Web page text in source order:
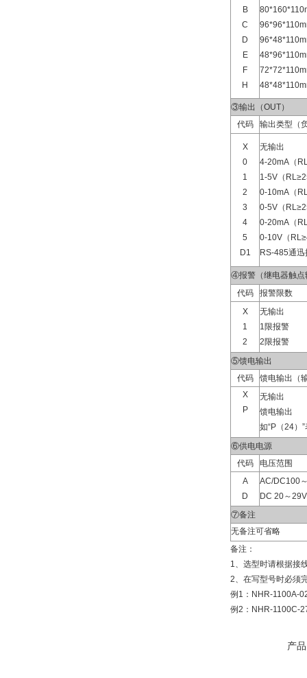
B
C
D
E
F
H
③输出（OUT）
代码
输出类型（
X
0
1
2
3
4
5
D1
无输出
4-20mA（
1-5V（
0-10mA（
0-5V（
0-20mA（
0-10V（
RS-485通
④报警（继电器触点
代码
报警限数
X
1
2
无输出
1限报警
2限报警
⑤馈电输出
代码
馈电输出（
X
P
无输出
馈电输出
如“P（24）
⑥供电电源
代码
电压范围
A
D
AC/DC100
DC 20～29V
⑦备注
无备注可省略
备注：
1、选型时请根据接
2、在写型号时必须
例1：NHR-1100A-
例2：NHR-1100C-
产